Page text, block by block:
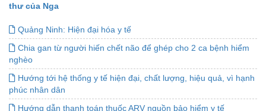
thư của Nga
Quảng Ninh: Hiện đại hóa y tế
Chia gan từ người hiến chết não để ghép cho 2 ca bệnh hiểm
nghèo
Hướng tới hệ thống y tế hiện đại, chất lượng, hiệu quả, vì hạnh
phúc nhân dân
Hướng dẫn thanh toán thuốc ARV nguồn bảo hiểm y tế